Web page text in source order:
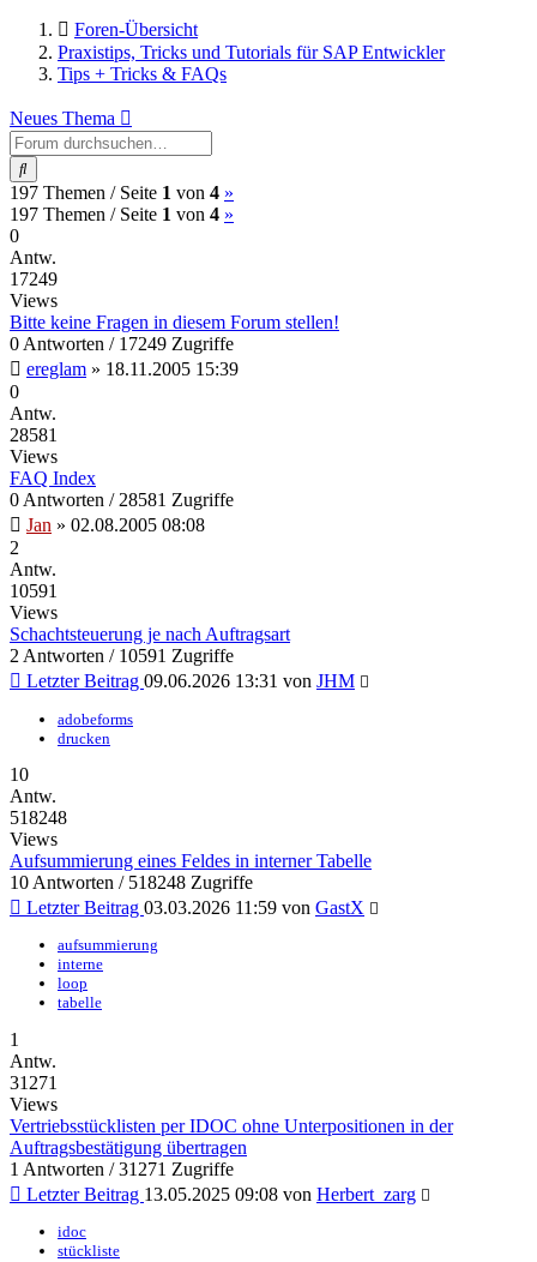
Foren-Übersicht
Praxistips, Tricks und Tutorials für SAP Entwickler
Tips + Tricks & FAQs
Neues Thema
Suche
197 Themen / Seite 1 von 4 (current)
»
197 Themen / Seite 1 von 4 (current)
»
0
Antw.
17249
Views
Bitte keine Fragen in diesem Forum stellen!
0 Antworten / 17249 Zugriffe
ereglam » 18.11.2005 15:39
0
Antw.
28581
Views
FAQ Index
0 Antworten / 28581 Zugriffe
Jan » 02.08.2005 08:08
2
Antw.
10591
Views
Schachtsteuerung je nach Auftragsart
2 Antworten / 10591 Zugriffe
Letzter Beitrag 09.06.2026 13:31 von JHM
adobeforms
drucken
10
Antw.
518248
Views
Aufsummierung eines Feldes in interner Tabelle
10 Antworten / 518248 Zugriffe
Letzter Beitrag 03.03.2026 11:59 von GastX
aufsummierung
interne
loop
tabelle
1
Antw.
31271
Views
Vertriebsstücklisten per IDOC ohne Unterpositionen in der
Auftragsbestätigung übertragen
1 Antworten / 31271 Zugriffe
Letzter Beitrag 13.05.2025 09:08 von Herbert_zarg
idoc
stückliste